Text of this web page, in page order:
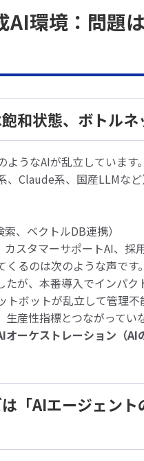
環境：問題
和状態、ボトルネ
うなAIが乱立しています。
Claude系、国産LLMなど
、ベクトルDB連携）
スタマーサポートAI、採
るのは次のような声です。
たが、本番導入でインパク
トボットが乱立して管理不
生産性指標とつながってい
オーケストレーション（AI
「AIエージェン